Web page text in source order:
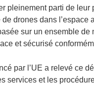
pleinement parti de leur
de drones dans
sur un ensemble
et sécurisé
par l’UE a relevé ce
services et les